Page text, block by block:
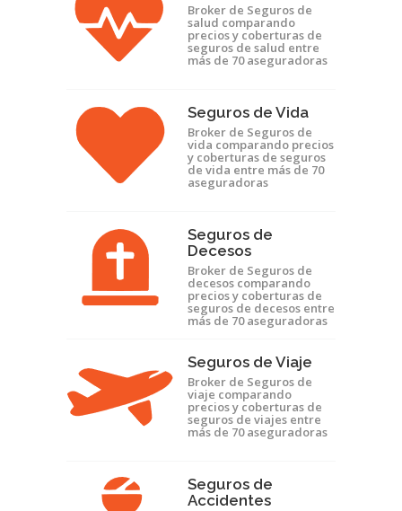
Broker de Seguros de
salud comparando
precios y coberturas de
seguros de salud entre
más de 70 aseguradoras
Seguros de Vida
Broker de Seguros de
vida comparando precios
y coberturas de seguros
de vida entre más de 70
aseguradoras
Seguros de
Decesos
Broker de Seguros de
decesos comparando
precios y coberturas de
seguros de decesos entre
más de 70 aseguradoras
Seguros de Viaje
Broker de Seguros de
viaje comparando
precios y coberturas de
seguros de viajes entre
más de 70 aseguradoras
Seguros de
Accidentes